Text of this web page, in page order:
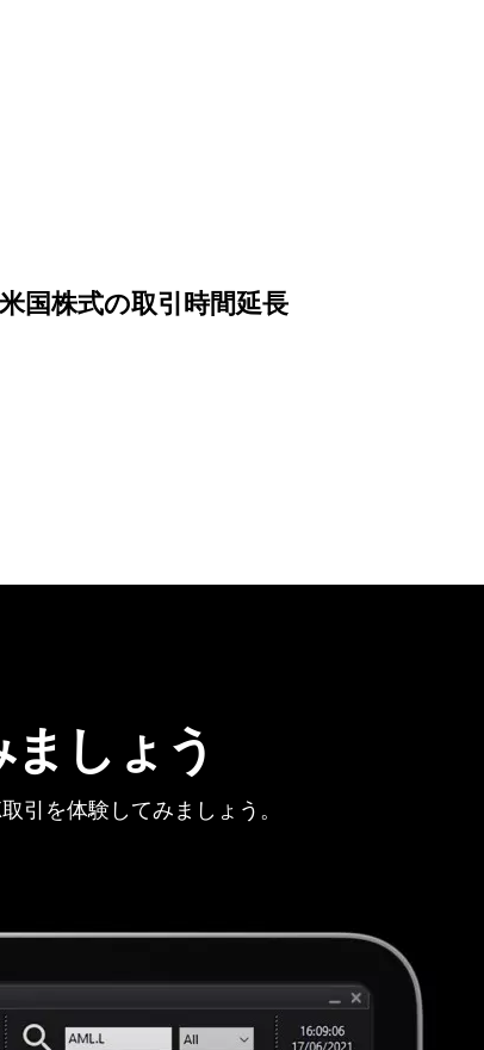
米国株式の取引時間延長
しょう
引を体験してみましょう。